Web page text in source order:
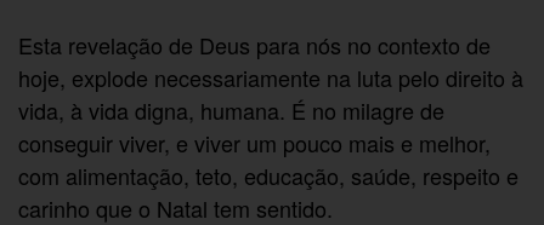
Esta revelação de Deus para nós no contexto de
hoje, explode necessariamente na luta pelo direito à
vida, à vida digna, humana. É no milagre de
conseguir viver, e viver um pouco mais e melhor,
com alimentação, teto, educação, saúde, respeito e
carinho que o Natal tem sentido.